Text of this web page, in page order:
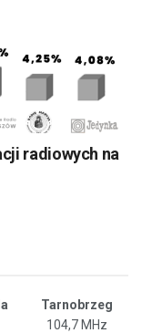
radiowych na
Tarnobrzeg
104,7 MHz